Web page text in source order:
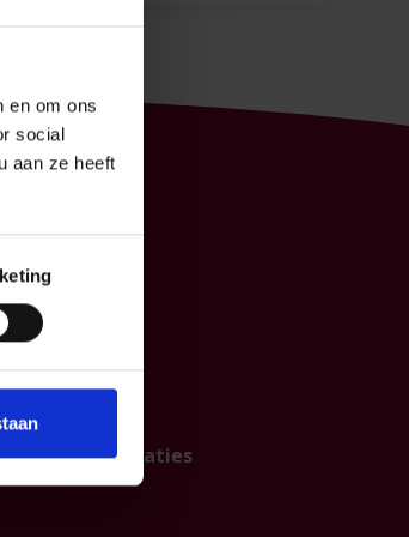
en om ons
social
aan ze heeft
ons
sector
& publicaties